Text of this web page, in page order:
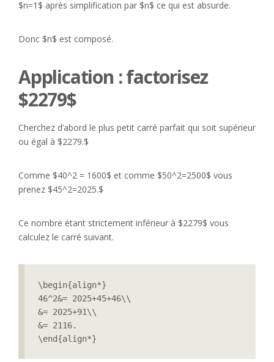
$n=1$ après simplification par $n$ ce qui est absurde.
Donc $n$ est composé.
Application : factorisez
$2279$
Cherchez d’abord le plus petit carré parfait qui soit supérieur
ou égal à $2279.$
Comme $40^2 = 1600$ et comme $50^2=2500$ vous
prenez $45^2=2025.$
Ce nombre étant strictement inférieur à $2279$ vous
calculez le carré suivant.
\begin{align*}
46^2&= 2025+45+46\\
&= 2025+91\\
&= 2116.
\end{align*}